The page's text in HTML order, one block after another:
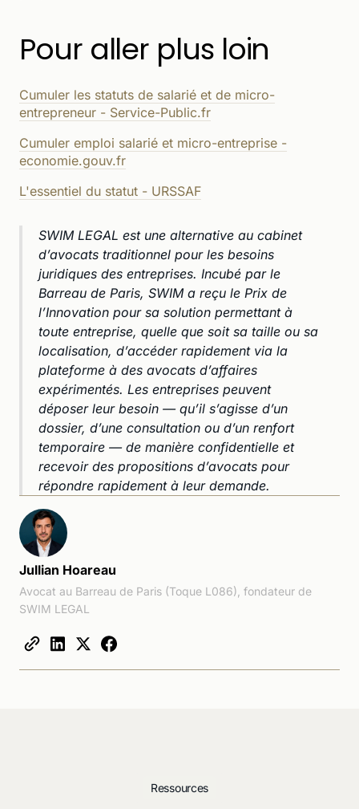
Pour aller plus loin
Cumuler les statuts de salarié et de micro-
entrepreneur - Service-Public.fr
Cumuler emploi salarié et micro-entreprise -
economie.gouv.fr
L'essentiel du statut - URSSAF
SWIM LEGAL est une alternative au cabinet
d’avocats traditionnel pour les besoins
juridiques des entreprises. Incubé par le
Barreau de Paris, SWIM a reçu le Prix de
l’Innovation pour sa solution permettant à
toute entreprise, quelle que soit sa taille ou sa
localisation, d’accéder rapidement via la
plateforme à des avocats d’affaires
expérimentés. Les entreprises peuvent
déposer leur besoin — qu’il s’agisse d’un
dossier, d’une consultation ou d’un renfort
temporaire — de manière confidentielle et
recevoir des propositions d’avocats pour
répondre rapidement à leur demande.
Jullian Hoareau
Avocat au Barreau de Paris (Toque L086), fondateur de
SWIM LEGAL
Ressources